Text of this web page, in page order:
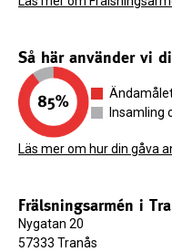
Så här använder vi
Insamling
Läs mer om hur din gåva
Frälsningsarmén i
Nygatan 20
57333 Tranås